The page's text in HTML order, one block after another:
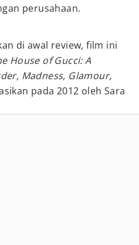
perusahaan.
di awal review, film ini
House of Gucci: A
Madness, Glamour,
pada 2012 oleh Sara